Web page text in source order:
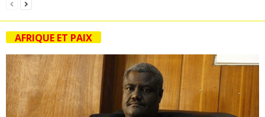
AFRIQUE ET PAIX